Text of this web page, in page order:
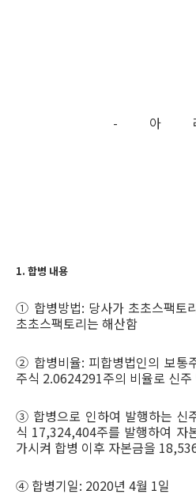
- 아
1. 합병 내용
① 합병방법: 당사가 초초스팩토
초초스팩토리는 해산함
② 합병비율: 피합병법인의 보통
주식 2.0624291주의 비율로 신주
③ 합병으로 인하여 발행하는 신
식 17,324,404주를 발행하여 자
가시켜 합병 이후 자본금을
④ 합병기일: 2020년 4월 1일